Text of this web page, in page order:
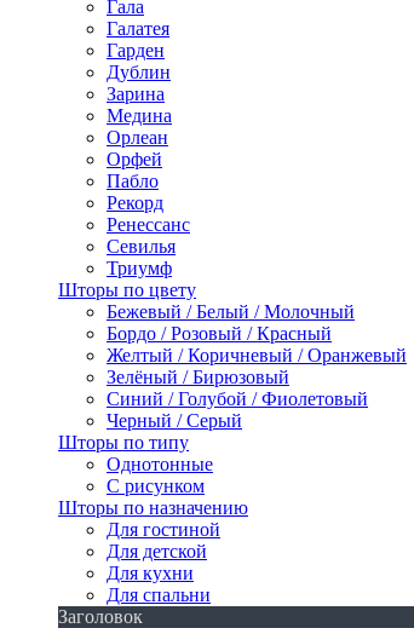
Гала
Галатея
Гарден
Дублин
Зарина
Медина
Орлеан
Орфей
Пабло
Рекорд
Ренессанс
Севилья
Триумф
Шторы по цвету
Бежевый / Белый / Молочный
Бордо / Розовый / Красный
Желтый / Коричневый / Оранжевый
Зелёный / Бирюзовый
Синий / Голубой / Фиолетовый
Черный / Серый
Шторы по типу
Однотонные
С рисунком
Шторы по назначению
Для гостиной
Для детской
Для кухни
Для спальни
Заголовок